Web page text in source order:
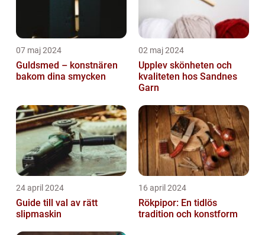
07 maj 2024
Guldsmed – konstnären
bakom dina smycken
02 maj 2024
Upplev skönheten och
kvaliteten hos Sandnes
Garn
24 april 2024
Guide till val av rätt
slipmaskin
16 april 2024
Rökpipor: En tidlös
tradition och konstform